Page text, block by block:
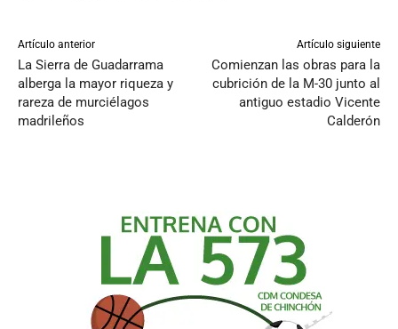
Artículo anterior
La Sierra de Guadarrama
alberga la mayor riqueza y
rareza de murciélagos
madrileños
Artículo siguiente
Comienzan las obras para la
cubrición de la M-30 junto al
antiguo estadio Vicente
Calderón